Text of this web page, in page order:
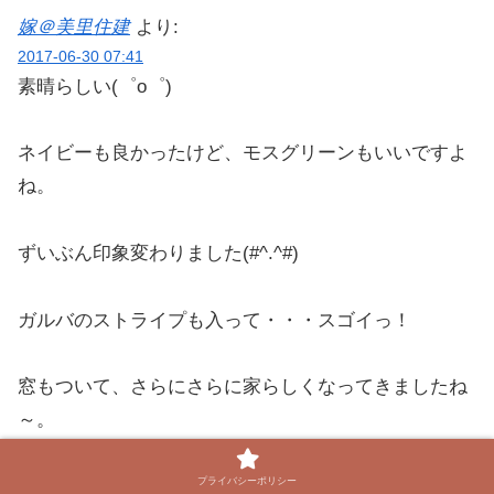
嫁＠美里住建 より:
2017-06-30 07:41
素晴らしい(゜o゜)
ネイビーも良かったけど、モスグリーンもいいですよ
ね。
ずいぶん印象変わりました(#^.^#)
ガルバのストライプも入って・・・スゴイっ！
窓もついて、さらにさらに家らしくなってきましたね
～。
とても真似できませんわ^^;プライバシーポリシー